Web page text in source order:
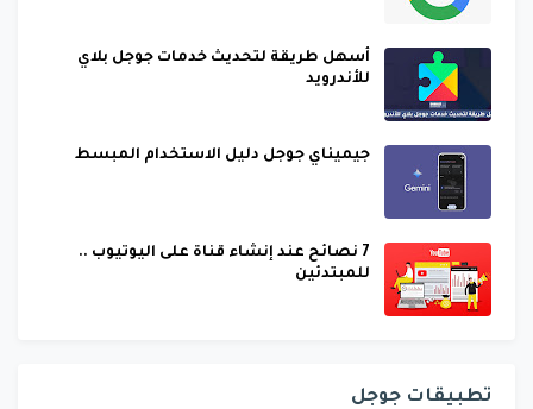
أسهل طريقة لتحديث خدمات جوجل بلاي
للأندرويد
جيميناي جوجل دليل الاستخدام المبسط
7 نصائح عند إنشاء قناة على اليوتيوب ..
للمبتدئين
تطبيقات جوجل